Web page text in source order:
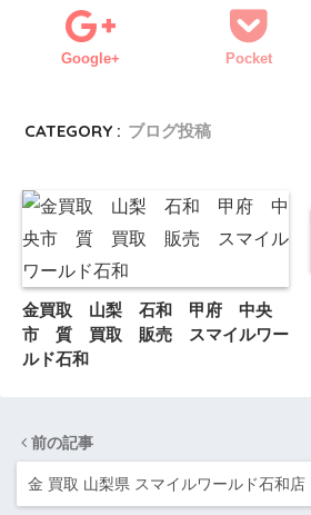
Google+ Pocket
CATEGORY : ブログ投稿
金買取 山梨 石和 甲府 中央
市 質 買取 販売 スマイルワー
ルド石和
前の記事
金 買取 山梨県 スマイルワールド石和店